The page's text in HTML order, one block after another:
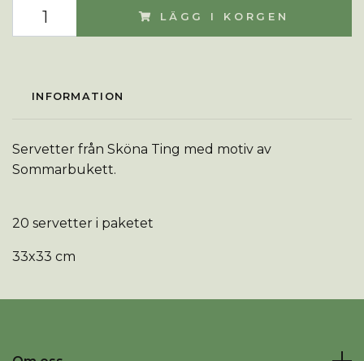
LÄGG I KORGEN
INFORMATION
Servetter från Sköna Ting med motiv av
Sommarbukett.
20 servetter i paketet
33x33 cm